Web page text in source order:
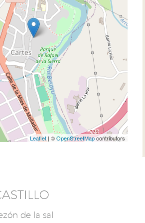
Leaflet | ©OpenStreetMapcontributors
de la sal